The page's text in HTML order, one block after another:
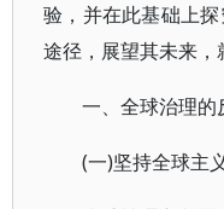
验，并在此基础上
途径，展望其未来，
一、全球治理的
(一)坚持全球主